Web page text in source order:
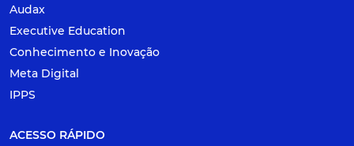
Audax
Executive Education
Conhecimento e Inovação
Meta Digital
IPPS
ACESSO RÁPIDO